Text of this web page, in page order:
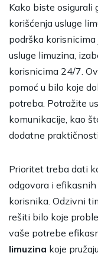
Kako biste
korišćenja usluge
podrška korisnicima
usluge limuzina,
korisnicima 24/7.
pomoć u bilo koje
potreba. Potražite
komunikacije, kao
dodatne praktičnosti.
Prioritet treba dati
odgovora i
korisnika. Odzivni
rešiti bilo koje
vaše potrebe
limuzina koje